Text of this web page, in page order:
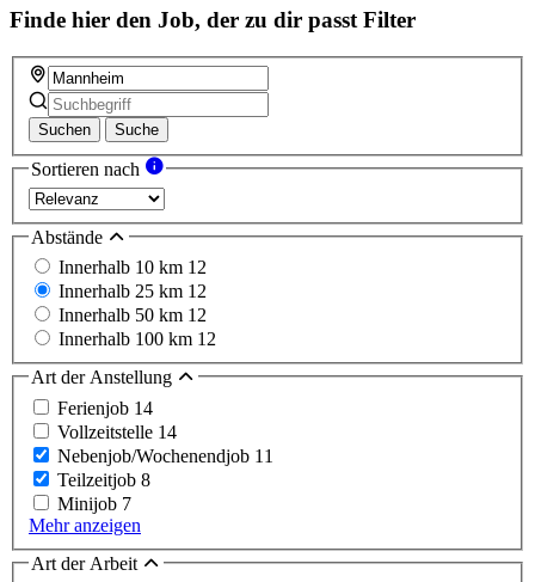
Finde hier den Job, der zu dir passt Filter
Suchen Suche
Sortieren nach
Abstände
Innerhalb 10 km 12
Innerhalb 25 km 12
Innerhalb 50 km 12
Innerhalb 100 km 12
Art der Anstellung
Ferienjob 14
Vollzeitstelle 14
Nebenjob/Wochenendjob 11
Teilzeitjob 8
Minijob 7
Mehr anzeigen
Art der Arbeit